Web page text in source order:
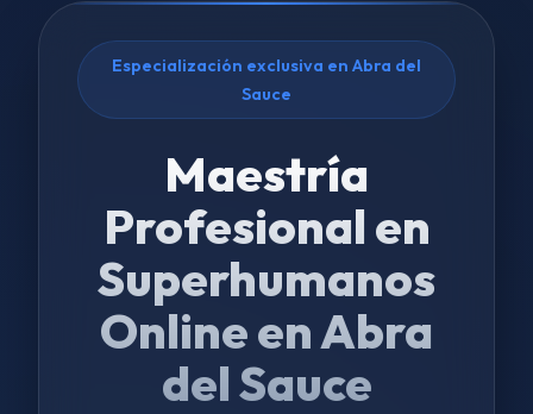
Especialización exclusiva en Abra del
Sauce
Maestría
Profesional en
Superhumanos
Online en Abra
del Sauce